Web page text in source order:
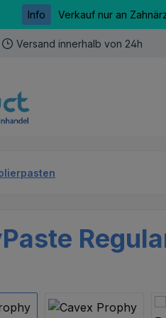
Info Verkauf nur an
Versand innerhalb von 24h